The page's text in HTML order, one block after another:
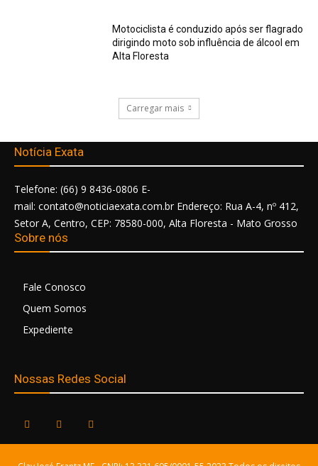
Motociclista é conduzido após ser flagrado
dirigindo moto sob influência de álcool em
Alta Floresta
Carregar mais
Notícia Exata
Telefone: (66) 9 8436-0806 E-
mail: contato@noticiaexata.com.br Endereço: Rua A-4, nº 412,
Setor A, Centro, CEP: 78580-000, Alta Floresta - Mato Grosso
Sobre nós
Fale Conosco
Quem Somos
Expediente
Nossas Redes Social